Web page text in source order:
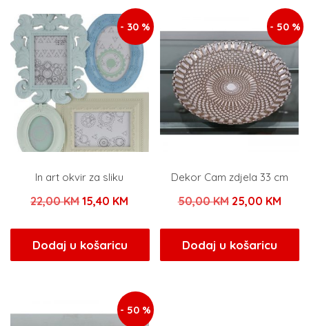
- 30 %
In art okvir za sliku
22,00KMIzvorna
bila
je:
15,40 KM
15,40 KM.
Dodaj u košaricu
- 50 %
Dekor Cam zdjela 33 cm
50,00KM Izvorna
bila
je:
25,00 KM
Dodaj u košaricu
- 50 %